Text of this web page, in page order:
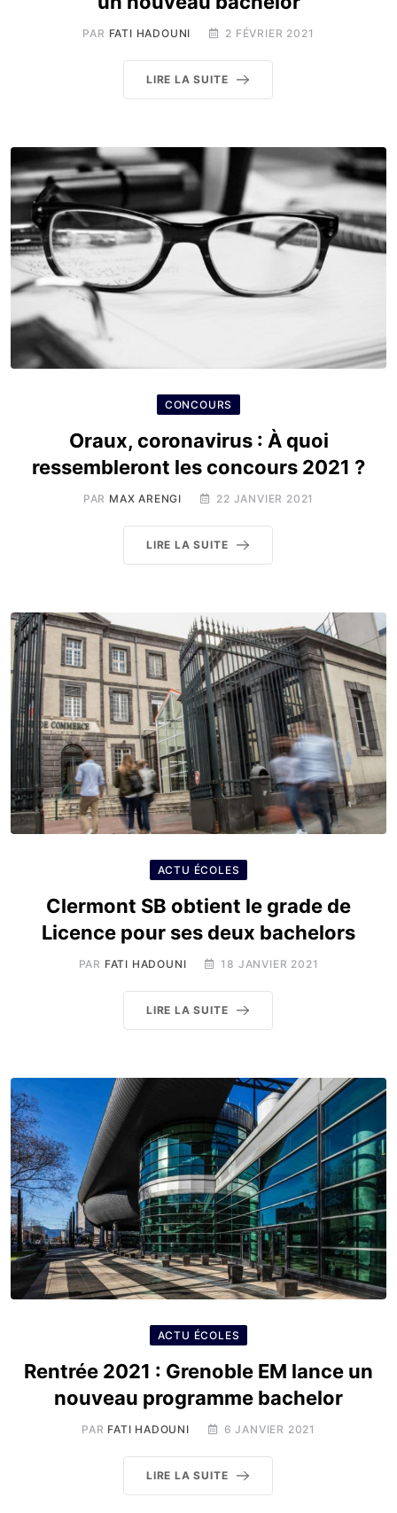
PAR FATI HADOUNI 2 FÉVRIER 2021
LIRE LA SUITE
CONCOURS
Oraux, coronavirus : À quoi
ressembleront les concours 2021 ?
PAR MAX ARENGI 22 JANVIER 2021
LIRE LA SUITE
ACTU ÉCOLES
Clermont SB obtient le grade de
Licence pour ses deux bachelors
PAR FATI HADOUNI 18 JANVIER 2021
LIRE LA SUITE
ACTU ÉCOLES
Rentrée 2021 : Grenoble EM lance un
nouveau programme bachelor
PAR FATI HADOUNI 6 JANVIER 2021
LIRE LA SUITE